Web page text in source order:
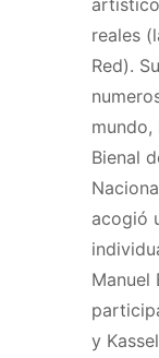
reales
Red).
Bienal
acogió
Manuel
y